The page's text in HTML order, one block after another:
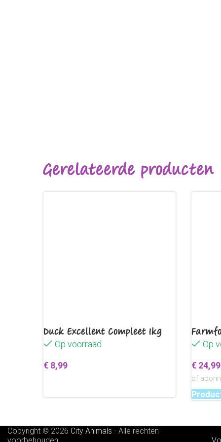
Gerelateerde producten
Duck Excellent Compleet 1kg
Op voorraad
€ 8,99
Op
€ 24,99
of
Copyright © 2026 City Animals - Alle rechten